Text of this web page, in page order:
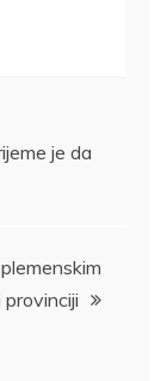
je da
provinciji